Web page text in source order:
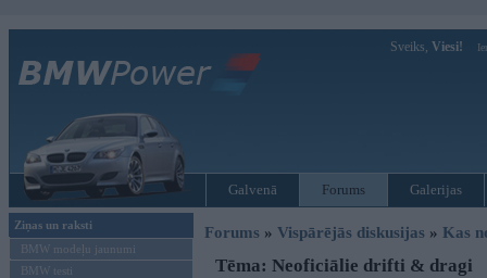
Sveiks, Viesi!
Galvenā Forums Galerijas
Ziņas un raksti
BMW modeļu jaunumi
BMW testi
Forums » Vispārējās diskusijas » Kas
Tēma: Neoficiālie drifti & dragi